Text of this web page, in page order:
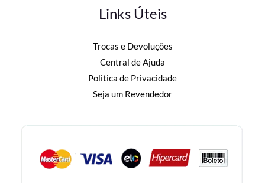
Links Úteis
Trocas e Devoluções
Central de Ajuda
Politica de Privacidade
Seja um Revendedor